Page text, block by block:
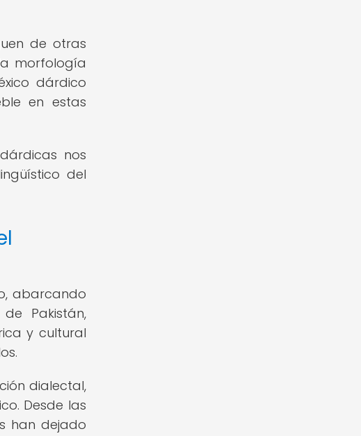
de otras
morfología
dárdico
en estas
nos
del
abarcando
Pakistán,
y cultural
dialectal,
Desde las
han dejado